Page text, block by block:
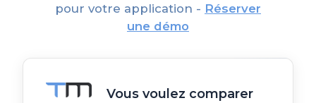
pour votre application - Réserver
une démo
Vous voulez comparer